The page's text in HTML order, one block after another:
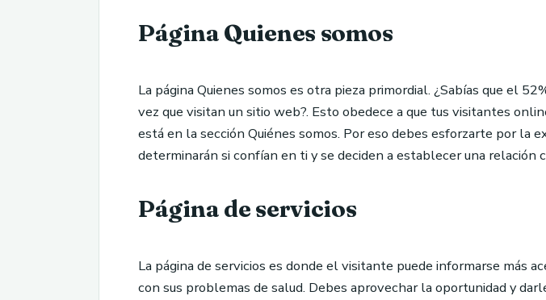
Página Quienes somos
La página Quienes somos es otra pieza primordial. ¿Sabías que el
vez que visitan un sitio web?. Esto obedece a que tus visitantes
está en la sección Quiénes somos. Por eso debes esforzarte por
determinarán si confían en ti y se deciden a establecer una relación
Página de servicios
La página de servicios es donde el visitante puede informarse más
con sus problemas de salud. Debes aprovechar la oportunidad y